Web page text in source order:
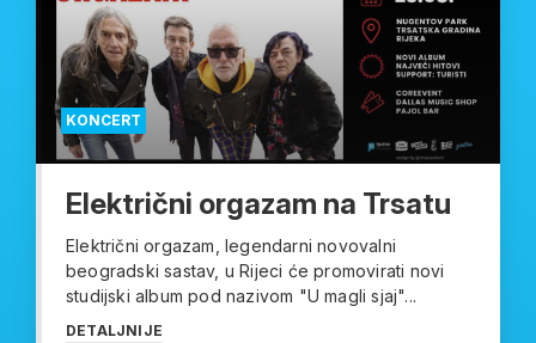
KONCERT
Električni orgazam na Trsatu
Električni orgazam, legendarni novovalni
beogradski sastav, u Rijeci će promovirati novi
studijski album pod nazivom "U magli sjaj"...
DETALJNIJE